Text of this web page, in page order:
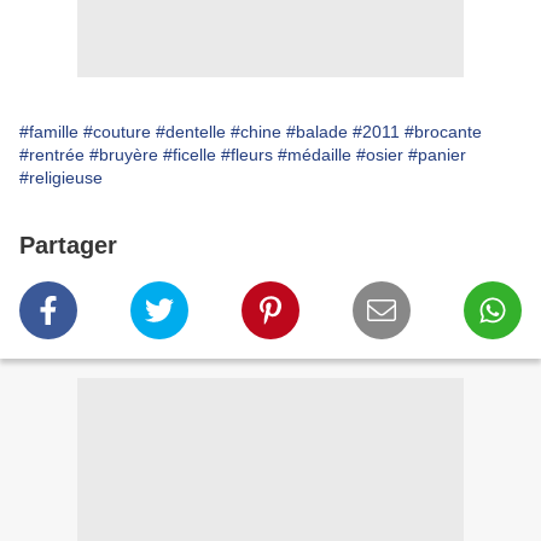
#famille #couture #dentelle #chine #balade #2011 #brocante
#rentrée #bruyère #ficelle #fleurs #médaille #osier #panier
#religieuse
Partager